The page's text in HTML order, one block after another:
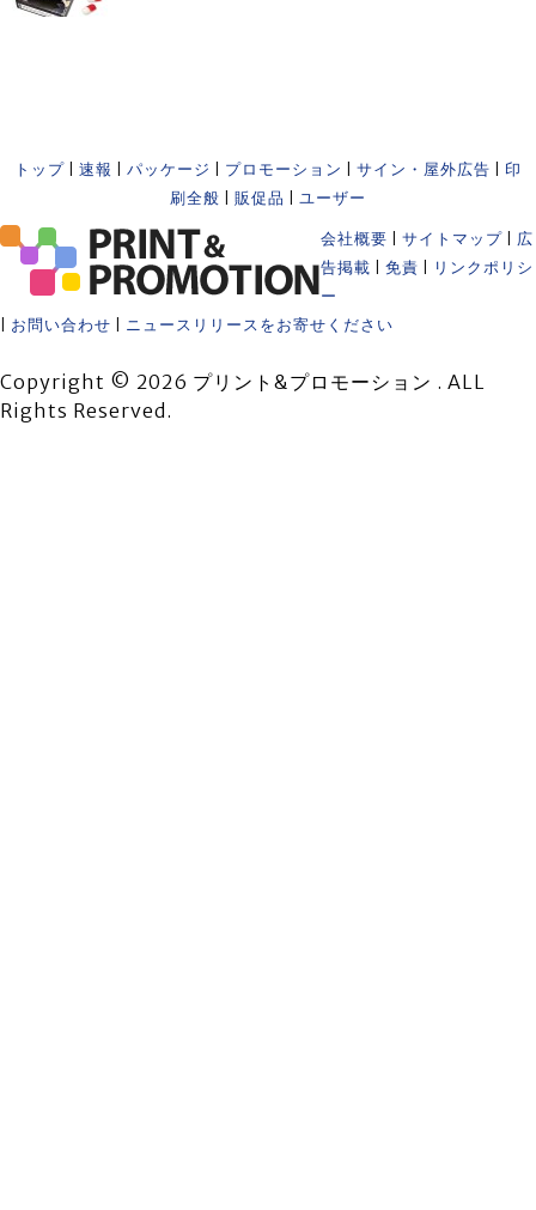
トップ 速報 パッケージ プロモーション サイン・屋外広告
印
刷全般
販促品 ユーザー
会社概要 サイトマップ
広
告掲載
免責
リンクポリシ
ー
お問い合わせ ニュースリリースをお寄せください
Copyright © 2026 プリント&プロモーション . ALL
Rights Reserved.